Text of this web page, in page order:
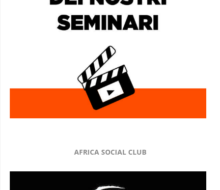
AFRICA SOCIAL CLUB